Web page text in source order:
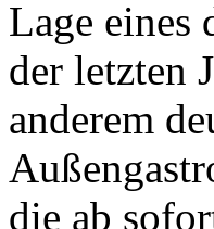
Lage eines
der letzten
anderem
die ab